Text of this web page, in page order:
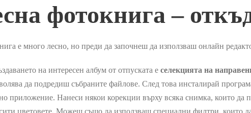
фотокнига –
е много лесно, но преди да започнеш да използваш онлайн
на интересен албум от отпуската е селекцията на
да подредиш събраните файлове. След това инсталирай
приложение. Нанеси някои корекции върху всяка снимка, които да
цветовете. Можеш също да използваш специални филтри, които